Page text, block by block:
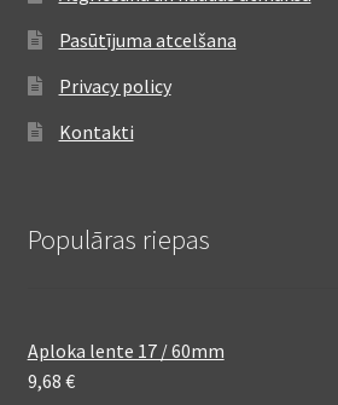
Pasūtījuma atcelšana
Privacy policy
Kontakti
Populāras riepas
Aploka lente 17 / 60mm
9,68 €